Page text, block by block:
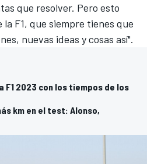
que resolver. Pero esto
F1, que siempre tienes que
nuevas ideas y cosas así".
F1 2023 con los tiempos de los
km en el test: Alonso,